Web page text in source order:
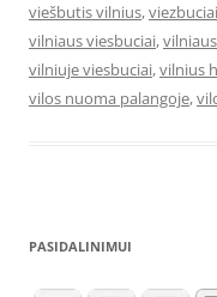
viešbutis vilnius,
vilniaus viesbuciai,
vilniuje viesbuciai,vilnius
vilos nuoma palangoje,
PASIDALINIMUI